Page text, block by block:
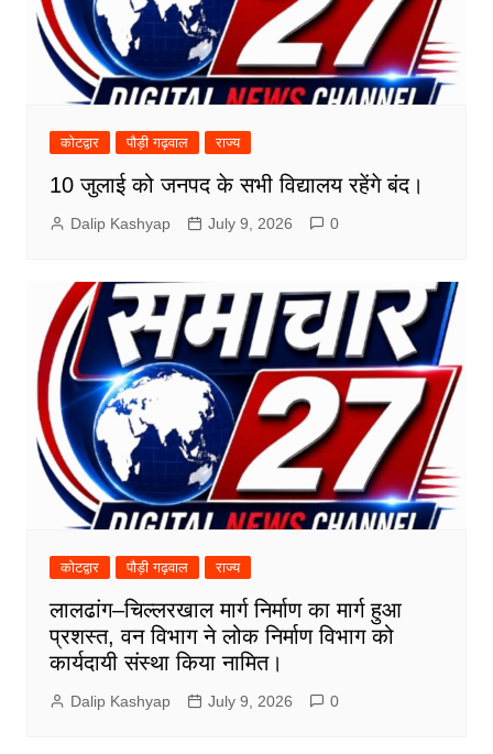
कोटद्वार पौड़ी गढ़वाल राज्य
10 जुलाई को जनपद के सभी विद्यालय रहेंगे बंद।
Dalip Kashyap July 9, 2026 0
कोटद्वार पौड़ी गढ़वाल राज्य
लालढांग–चिल्लरखाल मार्ग निर्माण का मार्ग हुआ
प्रशस्त, वन विभाग ने लोक निर्माण विभाग को
कार्यदायी संस्था किया नामित।
Dalip Kashyap July 9, 2026 0